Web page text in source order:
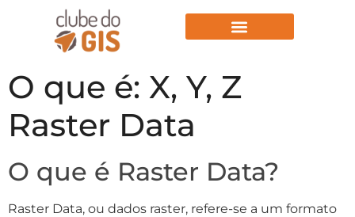
O que é: X, Y, Z
Raster Data
O que é Raster Data?
Raster Data, ou dados raster, refere-se a um formato